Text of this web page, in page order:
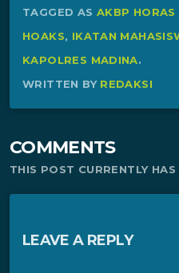
TAGGED AS AKBP HORAS
HOAKS, IKATAN
KAPOLRES MADINA.
WRITTEN BY REDAKSI
COMMENTS
THIS POST CURRENTLY
LEAVE A REPLY